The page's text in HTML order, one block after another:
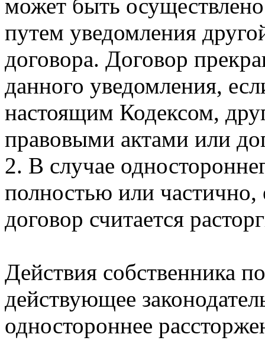
может быть
путем уведомления
договора. Договор
данного уведомления,
настоящим Кодексом,
правовыми актами или
2. В случае
полностью или частично,
договор считается
Действия собственника
действующее
одностороннее